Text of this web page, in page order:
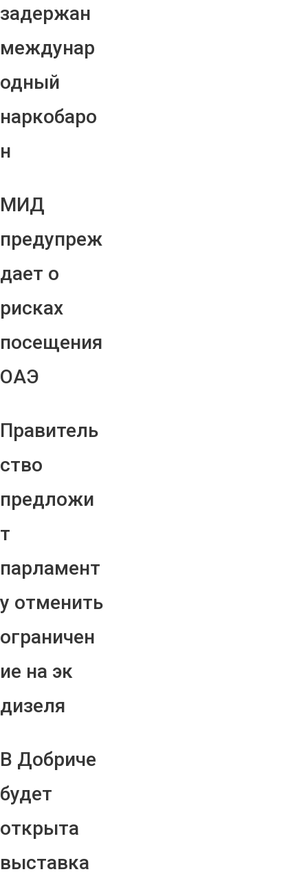
задержан
междунар
одный
наркобаро
н
МИД
предупреж
дает о
рисках
посещения
ОАЭ
Правитель
ство
предложи
т
парламент
у отменить
ограничен
ие на эк
дизеля
В Добриче
будет
открыта
выставка